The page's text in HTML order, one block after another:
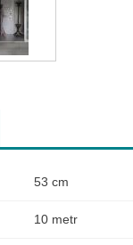
53 cm
10 metr